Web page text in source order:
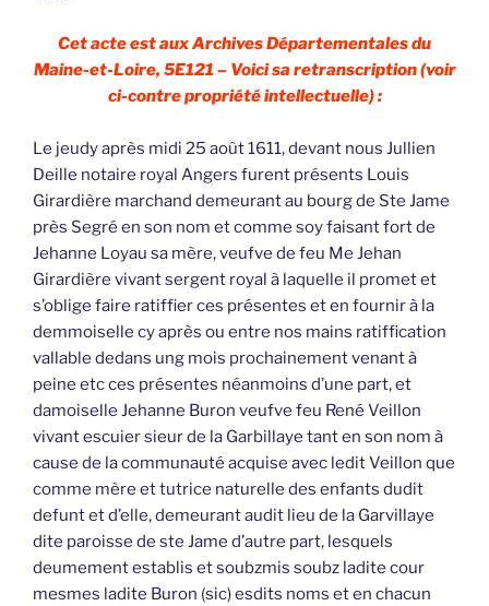
Cet acte est aux Archives Départementales du
Maine-et-Loire, 5E121 – Voici sa retranscription (voir
ci-contre propriété intellectuelle) :
Le jeudy après midi 25 août 1611, devant nous Jullien
Deille notaire royal Angers furent présents Louis
Girardière marchand demeurant au bourg de Ste Jame
près Segré en son nom et comme soy faisant fort de
Jehanne Loyau sa mère, veufve de feu Me Jehan
Girardière vivant sergent royal à laquelle il promet et
s’oblige faire ratiffier ces présentes et en fournir à la
demmoiselle cy après ou entre nos mains ratiffication
vallable dedans ung mois prochainement venant à
peine etc ces présentes néanmoins d’une part, et
damoiselle Jehanne Buron veufve feu René Veillon
vivant escuier sieur de la Garbillaye tant en son nom à
cause de la communauté acquise avec ledit Veillon que
comme mère et tutrice naturelle des enfants dudit
defunt et d’elle, demeurant audit lieu de la Garvillaye
dite paroisse de ste Jame d’autre part, lesquels
deumement establis et soubzmis soubz ladite cour
mesmes ladite Buron (sic) esdits noms et en chacun